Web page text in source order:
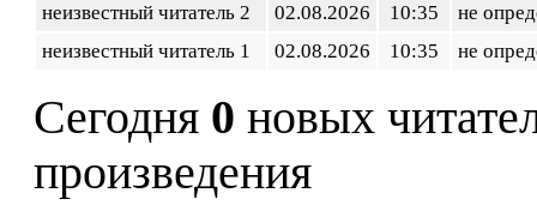
неизвестный читатель 2
02.08.2026 10:35
не
неизвестный читатель 1
02.08.2026 10:35 не
Сегодня 0 новых
произведения